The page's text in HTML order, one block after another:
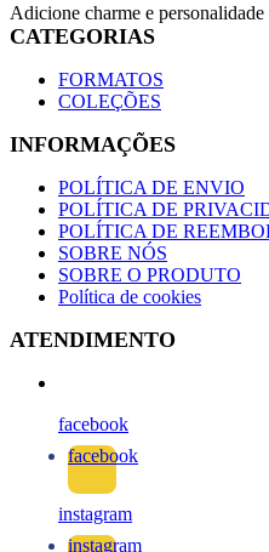
Adicione charme e
CATEGORIAS
FORMATOS
COLEÇÕES
INFORMAÇÕES
POLÍTICA DE ENVIO
POLÍTICA DE
POLÍTICA DE
SOBRE NÓS
SOBRE O PRODUTO
Política de cookies
ATENDIMENTO
facebook
facebook
instagram
instagram